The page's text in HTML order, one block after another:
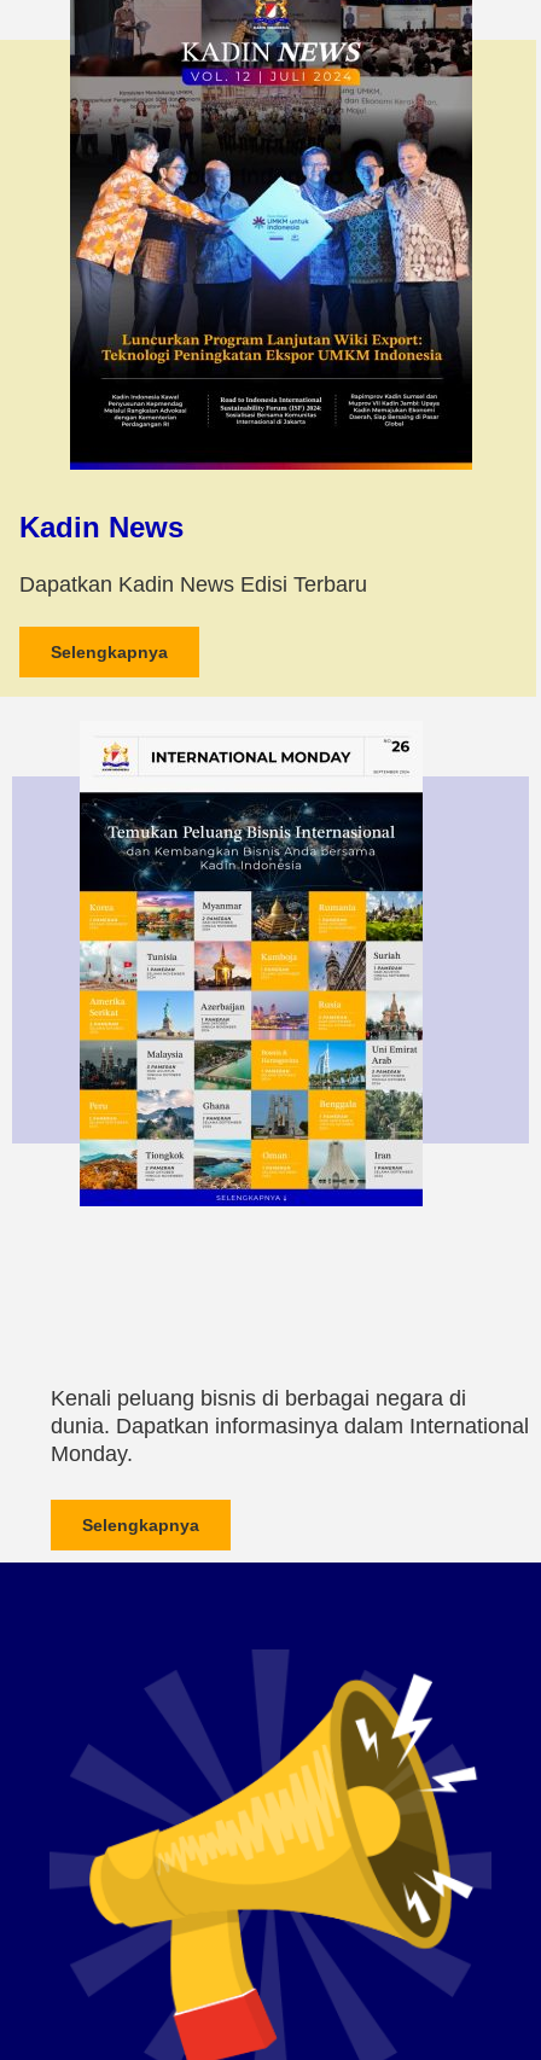
Kadin News
Dapatkan Kadin News Edisi Terbaru
Selengkapnya
Kenali peluang bisnis di berbagai negara di
dunia. Dapatkan informasinya dalam International
Monday.
Selengkapnya